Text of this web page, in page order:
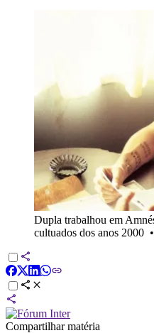
Dupla trabalhou em
cultuados dos anos 2000 •
Compartilhar matéria